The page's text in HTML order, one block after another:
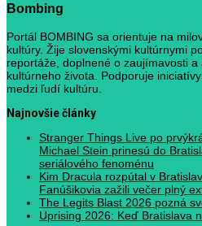
Bombing
Portál BOMBING sa orientuje na
kultúry. Žije slovenskými kultúrnymi
reportáže, doplnené o zaujímavosti
kultúrneho života. Podporuje
medzi ľudí kultúru.
Najnovšie články
Stranger Things Live po
Michael Stein prinesú do
seriálového fenoménu
Kim Dracula rozpútal v
Fanúšikovia zažili večer plný
The Legits Blast 2026 pozná
Uprising 2026: Keď Bratislava